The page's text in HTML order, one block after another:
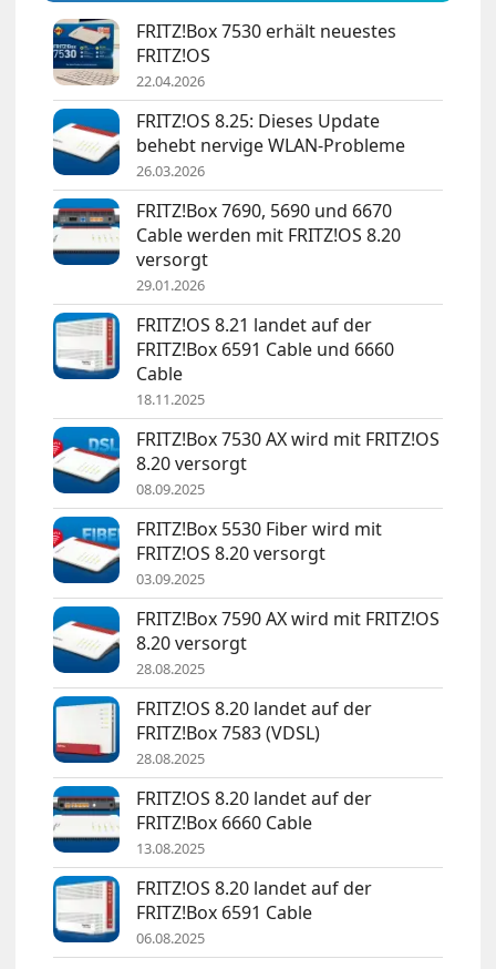
FRITZ!Box 7530 erhält neuestes
FRITZ!OS
22.04.2026
FRITZ!OS 8.25: Dieses Update
behebt nervige WLAN-Probleme
26.03.2026
FRITZ!Box 7690, 5690 und 6670
Cable werden mit FRITZ!OS 8.20
versorgt
29.01.2026
FRITZ!OS 8.21 landet auf der
FRITZ!Box 6591 Cable und 6660
Cable
18.11.2025
FRITZ!Box 7530 AX wird mit FRITZ!OS
8.20 versorgt
08.09.2025
FRITZ!Box 5530 Fiber wird mit
FRITZ!OS 8.20 versorgt
03.09.2025
FRITZ!Box 7590 AX wird mit FRITZ!OS
8.20 versorgt
28.08.2025
FRITZ!OS 8.20 landet auf der
FRITZ!Box 7583 (VDSL)
28.08.2025
FRITZ!OS 8.20 landet auf der
FRITZ!Box 6660 Cable
13.08.2025
FRITZ!OS 8.20 landet auf der
FRITZ!Box 6591 Cable
06.08.2025